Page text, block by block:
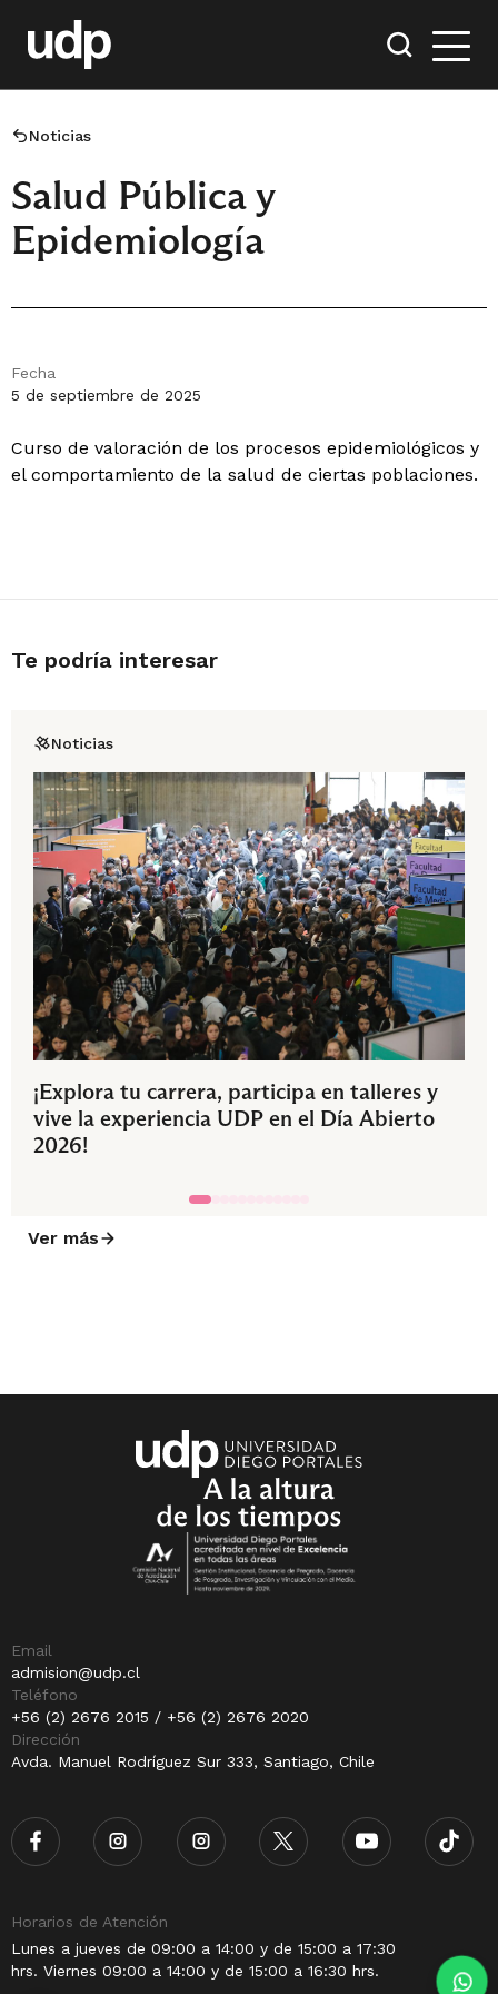
Noticias
Salud Pública y
Epidemiología
Fecha
5 de septiembre de 2025
Curso de valoración de los procesos epidemiológicos y
el comportamiento de la salud de ciertas poblaciones.
Te podría interesar
Noticias
¡Explora tu carrera, participa en talleres y
vive la experiencia UDP en el Día Abierto
2026!
Ver más
Email
admision@udp.cl
Teléfono
+56 (2) 2676 2015 / +56 (2) 2676 2020
Dirección
Avda. Manuel Rodríguez Sur 333, Santiago, Chile
Horarios de Atención
Lunes a jueves de 09:00 a 14:00 y de 15:00 a 17:30
hrs. Viernes 09:00 a 14:00 y de 15:00 a 16:30 hrs.